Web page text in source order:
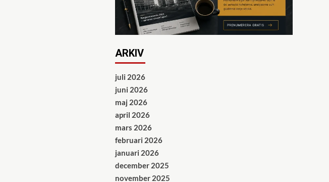
ARKIV
juli 2026
juni 2026
maj 2026
april 2026
mars 2026
februari 2026
januari 2026
december 2025
november 2025